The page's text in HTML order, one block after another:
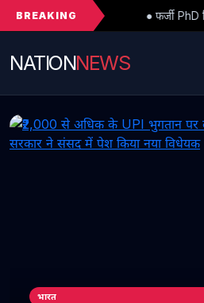
BREAKING
● फर्जी PhD विवाद में बड़ा मोड़:
NATIONNEWS
भारत